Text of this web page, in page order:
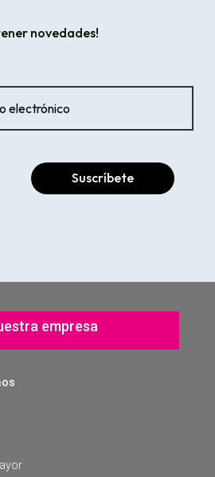
novedades!
Suscríbete
empresa